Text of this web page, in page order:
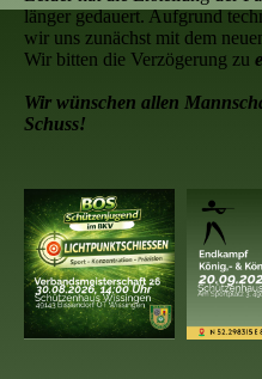
länger gedauert. Aufgrund
wir uns zunächst mit dem
Wir bitten die Verzögerung zu
Wir wünschen allen
Schuss!